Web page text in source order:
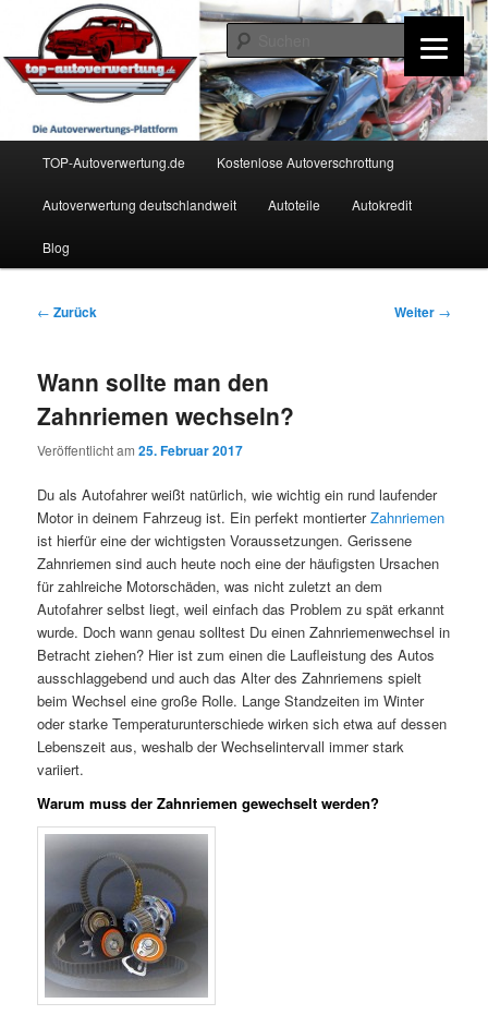
wechseln
TOP-Autoverwertung.de
TOP-Autoverwertung.de Kostenlose Autoverschrottung
Autoverwertung deutschlandweit Autoteile Autokredit
Blog
Beitrags-
← Zurück Weiter →
Wann sollte man den
Zahnriemen wechseln?
Veröffentlicht am25. Februar 2017
Du als Autofahrer weißt natürlich, wie wichtig ein rund laufender
Motor in deinem Fahrzeug ist. Ein perfekt montierterZahnriemen
ist hierfür eine der wichtigsten Voraussetzungen. Gerissene
Zahnriemen sind auch heute noch eine der häufigsten Ursachen
für zahlreiche Motorschäden, was nicht zuletzt an dem
Autofahrer selbst liegt, weil einfach das Problem zu spät erkannt
wurde. Doch wann genau solltest Du einen Zahnriemenwechsel in
Betracht ziehen? Hier ist zum einen die Laufleistung des Autos
ausschlaggebend und auch das Alter des Zahnriemens spielt
beim Wechsel eine große Rolle. Lange Standzeiten im Winter
oder starke Temperaturunterschiede wirken sich etwa auf dessen
Lebenszeit aus, weshalb der Wechselintervall immer stark
variiert.
Warum muss der Zahnriemen gewechselt werden?